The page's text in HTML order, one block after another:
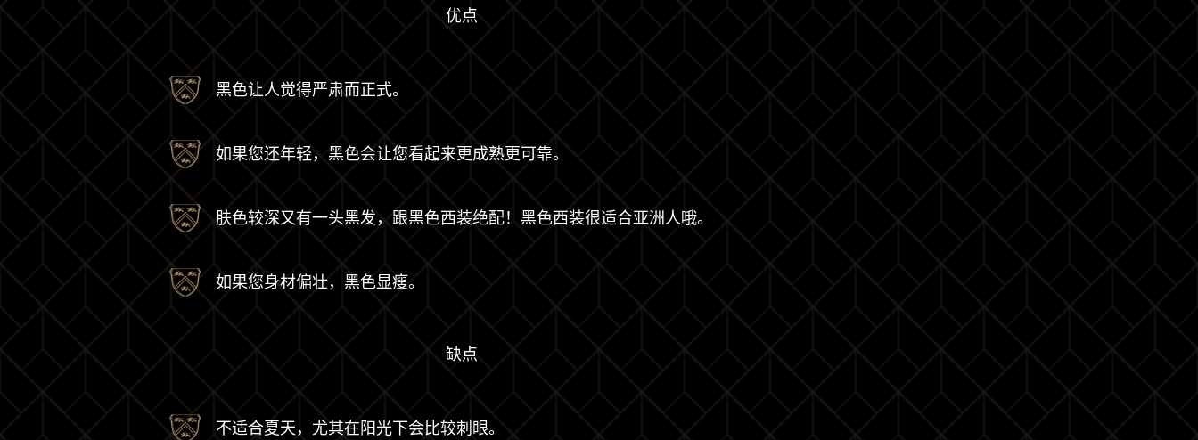
优点
黑色让人觉得严肃而正式。
如果您还年轻，黑色会让您看起来更成熟更可靠。
肤色较深又有一头黑发，跟黑色西装绝配！黑色西装很适合亚洲人哦。
如果您身材偏壮，黑色显瘦。
缺点
不适合夏天，尤其在阳光下会比较刺眼。